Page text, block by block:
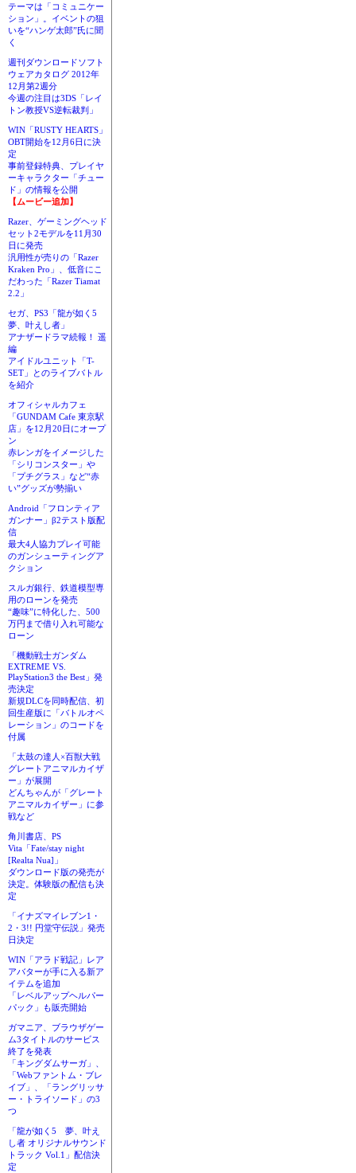
テーマは「コミュニケー
ション」。イベントの狙
いを“ハンゲ太郎”氏に聞
く
週刊ダウンロードソフト
ウェアカタログ 2012年
12月第2週分
今週の注目は3DS「レイ
トン教授VS逆転裁判」
WIN「RUSTY HEARTS」
OBT開始を12月6日に決
定
事前登録特典、プレイヤ
ーキャラクター「チュー
ド」の情報を公開
【ムービー追加】
Razer、ゲーミングヘッド
セット2モデルを11月30
日に発売
汎用性が売りの「Razer
Kraken Pro」、低音にこ
だわった「Razer Tiamat
2.2」
セガ、PS3「龍が如く5
夢、叶えし者」
アナザードラマ続報！ 遥
編
アイドルユニット「T-
SET」とのライブバトル
を紹介
オフィシャルカフェ
「GUNDAM Cafe 東京駅
店」を12月20日にオープ
ン
赤レンガをイメージした
「シリコンスター」や
「プチグラス」など“赤
い”グッズが勢揃い
Android「フロンティア
ガンナー」β2テスト版配
信
最大4人協力プレイ可能
のガンシューティングア
クション
スルガ銀行、鉄道模型専
用のローンを発売
“趣味”に特化した、500
万円まで借り入れ可能な
ローン
「機動戦士ガンダム
EXTREME VS.
PlayStation3 the Best」発
売決定
新規DLCを同時配信、初
回生産版に「バトルオペ
レーション」のコードを
付属
「太鼓の達人×百獣大戦
グレートアニマルカイザ
ー」が展開
どんちゃんが「グレート
アニマルカイザー」に参
戦など
角川書店、PS
Vita「Fate/stay night
[Realta Nua]」
ダウンロード版の発売が
決定。体験版の配信も決
定
「イナズマイレブン1・
2・3!! 円堂守伝説」発売
日決定
WIN「アラド戦記」レア
アバターが手に入る新ア
イテムを追加
「レベルアップヘルパー
パック」も販売開始
ガマニア、ブラウザゲー
ム3タイトルのサービス
終了を発表
「キングダムサーガ」、
「Webファントム・ブレ
イブ」、「ラングリッサ
ー・トライソード」の3
つ
「龍が如く5 夢、叶え
し者 オリジナルサウンド
トラック Vol.1」配信決
定